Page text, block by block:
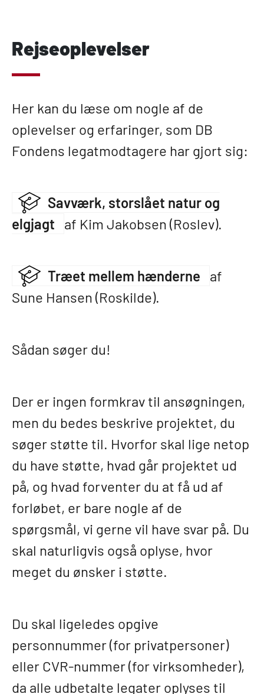
Rejseoplevelser
Her kan du læse om nogle af de
oplevelser og erfaringer, som DB
Fondens legatmodtagere har gjort sig:
Savværk, storslået natur og
elgjagt
af Kim Jakobsen (Roslev).
Træet mellem hænderne
af
Sune Hansen (Roskilde).
Sådan søger du!
Der er ingen formkrav til ansøgningen,
men du bedes beskrive projektet, du
søger støtte til. Hvorfor skal lige netop
du have støtte, hvad går projektet ud
på, og hvad forventer du at få ud af
forløbet, er bare nogle af de
spørgsmål, vi gerne vil have svar på. Du
skal naturligvis også oplyse, hvor
meget du ønsker i støtte.
Du skal ligeledes opgive
personnummer (for privatpersoner)
eller CVR-nummer (for virksomheder),
da alle udbetalte legater oplyses til